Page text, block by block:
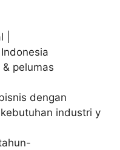
pelumas
dengan
industri y